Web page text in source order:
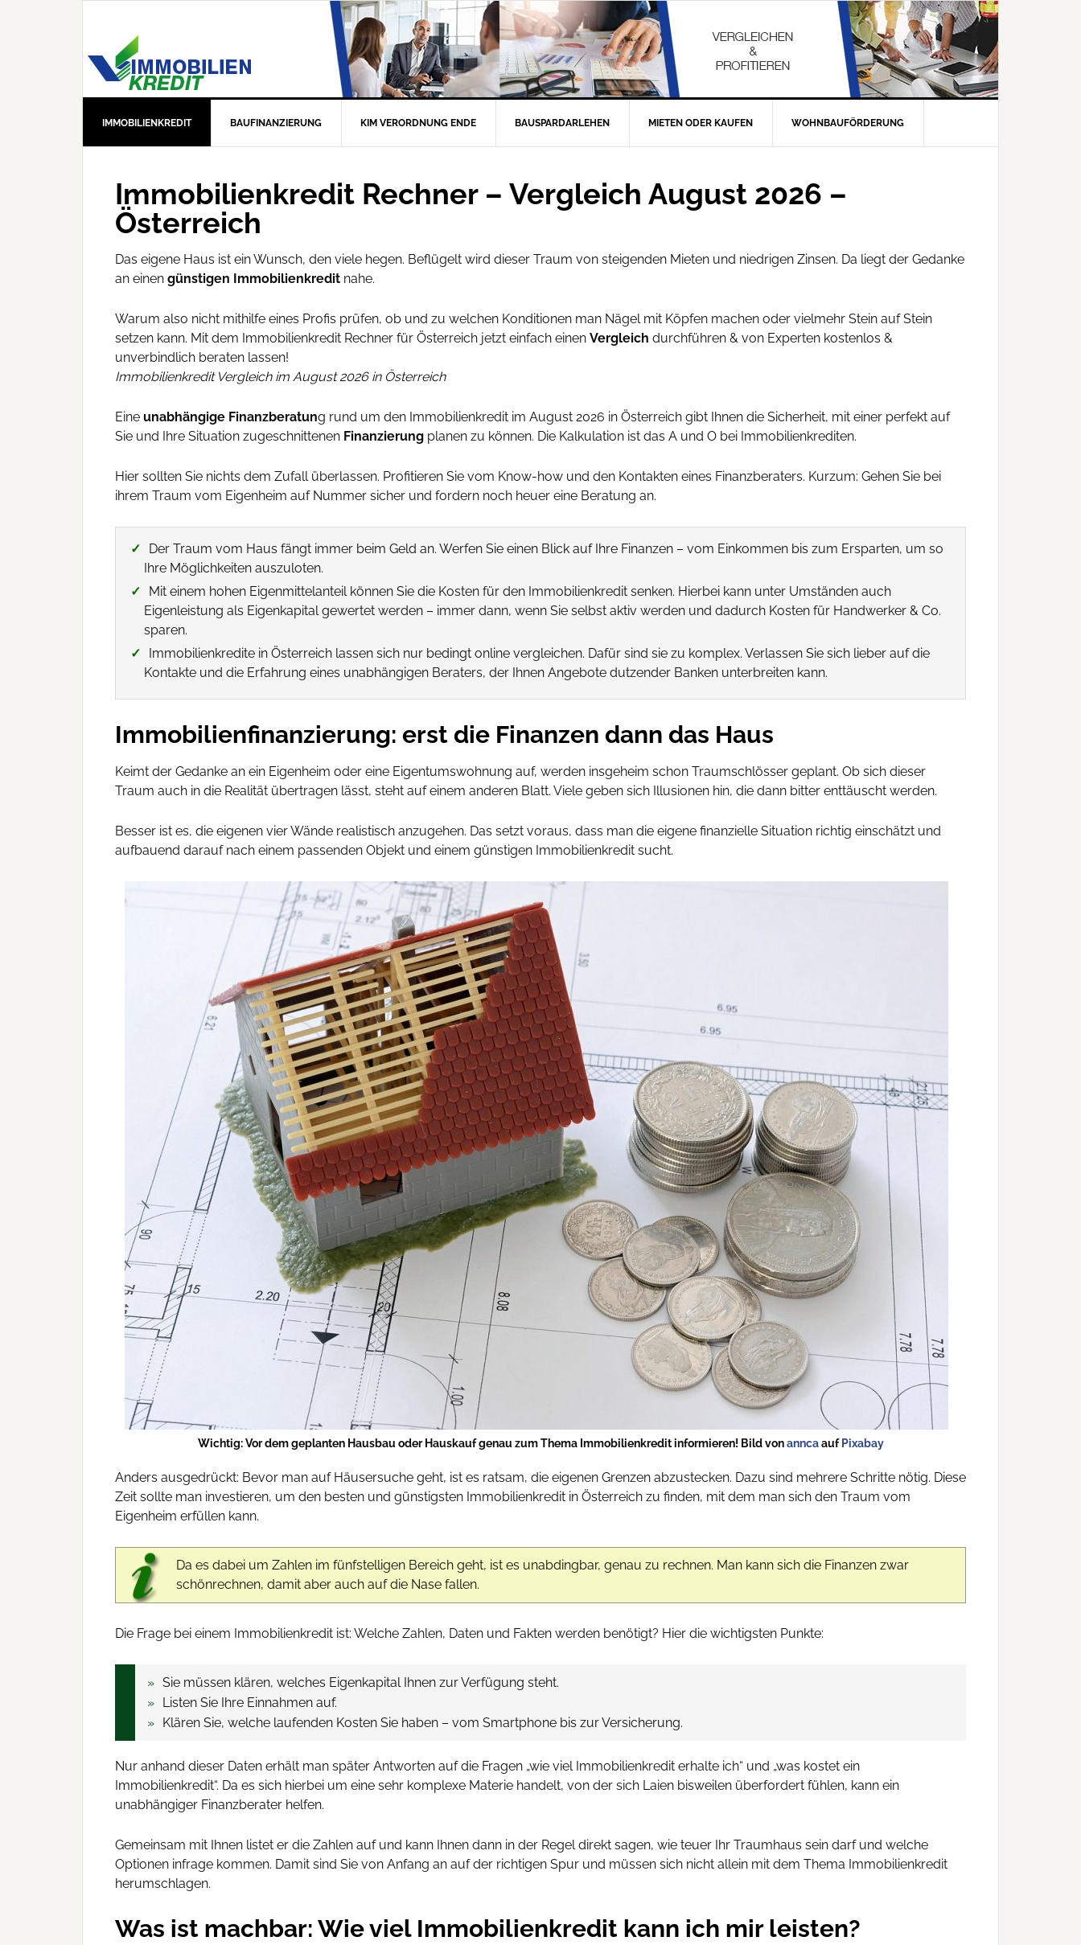
IMMOBILIENKREDIT BAUFINANZIERUNG KIM VERORDNUNG ENDE BAUSPARDARLEHEN MIETEN ODER KAUFEN WOHNBAUFÖRDERUNG
Immobilienkredit Rechner – Vergleich August 2026 –
Österreich
Das eigene Haus ist ein Wunsch, den viele hegen. Beflügelt wird dieser Traum von steigenden Mieten und niedrigen Zinsen. Da liegt der Gedanke
an einen günstigen Immobilienkredit nahe.
Warum also nicht mithilfe eines Profis prüfen, ob und zu welchen Konditionen man Nägel mit Köpfen machen oder vielmehr Stein auf Stein
setzen kann. Mit dem Immobilienkredit Rechner für Österreich jetzt einfach einen Vergleich durchführen & von Experten kostenlos &
unverbindlich beraten lassen!
Immobilienkredit Vergleich im August 2026 in Österreich
Eine unabhängige Finanzberatung rund um den Immobilienkredit im August 2026 in Österreich gibt Ihnen die Sicherheit, mit einer perfekt auf
Sie und Ihre Situation zugeschnittenen Finanzierung planen zu können. Die Kalkulation ist das A und O bei Immobilienkrediten.
Hier sollten Sie nichts dem Zufall überlassen. Profitieren Sie vom Know-how und den Kontakten eines Finanzberaters. Kurzum: Gehen Sie bei
ihrem Traum vom Eigenheim auf Nummer sicher und fordern noch heuer eine Beratung an.
Der Traum vom Haus fängt immer beim Geld an. Werfen Sie einen Blick auf Ihre Finanzen – vom Einkommen bis zum Ersparten, um so
Ihre Möglichkeiten auszuloten.
Mit einem hohen Eigenmittelanteil können Sie die Kosten für den Immobilienkredit senken. Hierbei kann unter Umständen auch
Eigenleistung als Eigenkapital gewertet werden – immer dann, wenn Sie selbst aktiv werden und dadurch Kosten für Handwerker & Co.
sparen.
Immobilienkredite in Österreich lassen sich nur bedingt online vergleichen. Dafür sind sie zu komplex. Verlassen Sie sich lieber auf die
Kontakte und die Erfahrung eines unabhängigen Beraters, der Ihnen Angebote dutzender Banken unterbreiten kann.
Immobilienfinanzierung: erst die Finanzen dann das Haus
Keimt der Gedanke an ein Eigenheim oder eine Eigentumswohnung auf, werden insgeheim schon Traumschlösser geplant. Ob sich dieser
Traum auch in die Realität übertragen lässt, steht auf einem anderen Blatt. Viele geben sich Illusionen hin, die dann bitter enttäuscht werden.
Besser ist es, die eigenen vier Wände realistisch anzugehen. Das setzt voraus, dass man die eigene finanzielle Situation richtig einschätzt und
aufbauend darauf nach einem passenden Objekt und einem günstigen Immobilienkredit sucht.
Wichtig: Vor dem geplanten Hausbau oder Hauskauf genau zum Thema Immobilienkredit informieren! Bild vonanncaauf Pixabay
Anders ausgedrückt: Bevor man auf Häusersuche geht, ist es ratsam, die eigenen Grenzen abzustecken. Dazu sind mehrere Schritte nötig. Diese
Zeit sollte man investieren, um den besten und günstigsten Immobilienkredit in Österreich zu finden, mit dem man sich den Traum vom
Eigenheim erfüllen kann.
Da es dabei um Zahlen im fünfstelligen Bereich geht, ist es unabdingbar, genau zu rechnen. Man kann sich die Finanzen zwar
schönrechnen, damit aber auch auf die Nase fallen.
Die Frage bei einem Immobilienkredit ist: Welche Zahlen, Daten und Fakten werden benötigt? Hier die wichtigsten Punkte:
Sie müssen klären, welches Eigenkapital Ihnen zur Verfügung steht.
Listen Sie Ihre Einnahmen auf.
Klären Sie, welche laufenden Kosten Sie haben – vom Smartphone bis zur Versicherung.
Nur anhand dieser Daten erhält man später Antworten auf die Fragen „wie viel Immobilienkredit erhalte ich“ und „was kostet ein
Immobilienkredit“. Da es sich hierbei um eine sehr komplexe Materie handelt, von der sich Laien bisweilen überfordert fühlen, kann ein
unabhängiger Finanzberater helfen.
Gemeinsam mit Ihnen listet er die Zahlen auf und kann Ihnen dann in der Regel direkt sagen, wie teuer Ihr Traumhaus sein darf und welche
Optionen infrage kommen. Damit sind Sie von Anfang an auf der richtigen Spur und müssen sich nicht allein mit dem Thema Immobilienkredit
herumschlagen.
Was ist machbar: Wie viel Immobilienkredit kann ich mir leisten?